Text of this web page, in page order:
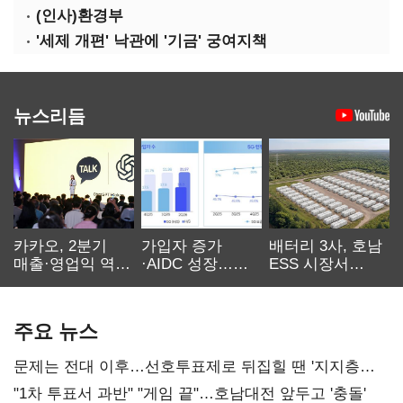
(인사)환경부
'세제 개편' 낙관에 '기금' 궁여지책
뉴스리듬
카카오, 2분기
매출·영업익 역대
가입자 증가
·AIDC 성장…
배터리 3사, 호남
ESS 시장서
주요 뉴스
문제는 전대 이후…선호투표제로 뒤집힐 땐 '지지층
불복'
"1차 투표서 과반" "게임 끝"…호남대전 앞두고 '충돌'